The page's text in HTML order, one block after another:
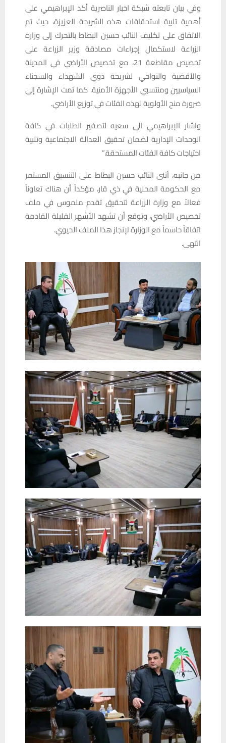
وفي بيان تابعته شبكة اخبار الناصرية أكد الإبراهيمي على
أهمية تلبية استحقاقات هذه الشريحة العزيزة، حيث تم
الاتفاق على تكليف النائب حسين البطاط بالتحرك إلى وزارة
الزراعة لاستكمال إجراءات مصادقة وزير الزراعة على
تخصيص مقاطعة 21، مع تخصيص الأراضي في المدينة
والأقضية والنواحي لشريحة ذوي الشهداء والسجناء
السياسيين ومنتسبي الأجهزة الأمنية. كما تمت الإشارة إلى
ضرورة منح الأولوية لهذه الفئات في توزيع الأراضي.
واشار الإبراهيمي الى سعيه لتصفير الطلبات في كافة
الوحدات الإدارية لضمان تحقيق العدالة الاجتماعية وتلبية
احتياجات كافة الفئات المستحقة.”
من جانبه، أثنى النائب حسين البطاط على التنسيق المستمر
مع الحكومة المحلية في ذي قار، مؤكداً أن هناك تعاوناً
فعالاً مع وزارة الزراعة لتحقيق تقدم ملموس في ملف
تخصيص الأراضي، وتوقع أن تشهد الأشهر القليلة القادمة
اتفاقاً حاسماً مع الوزارة لإنجاز هذا الملف الحيوي.
انتهى.